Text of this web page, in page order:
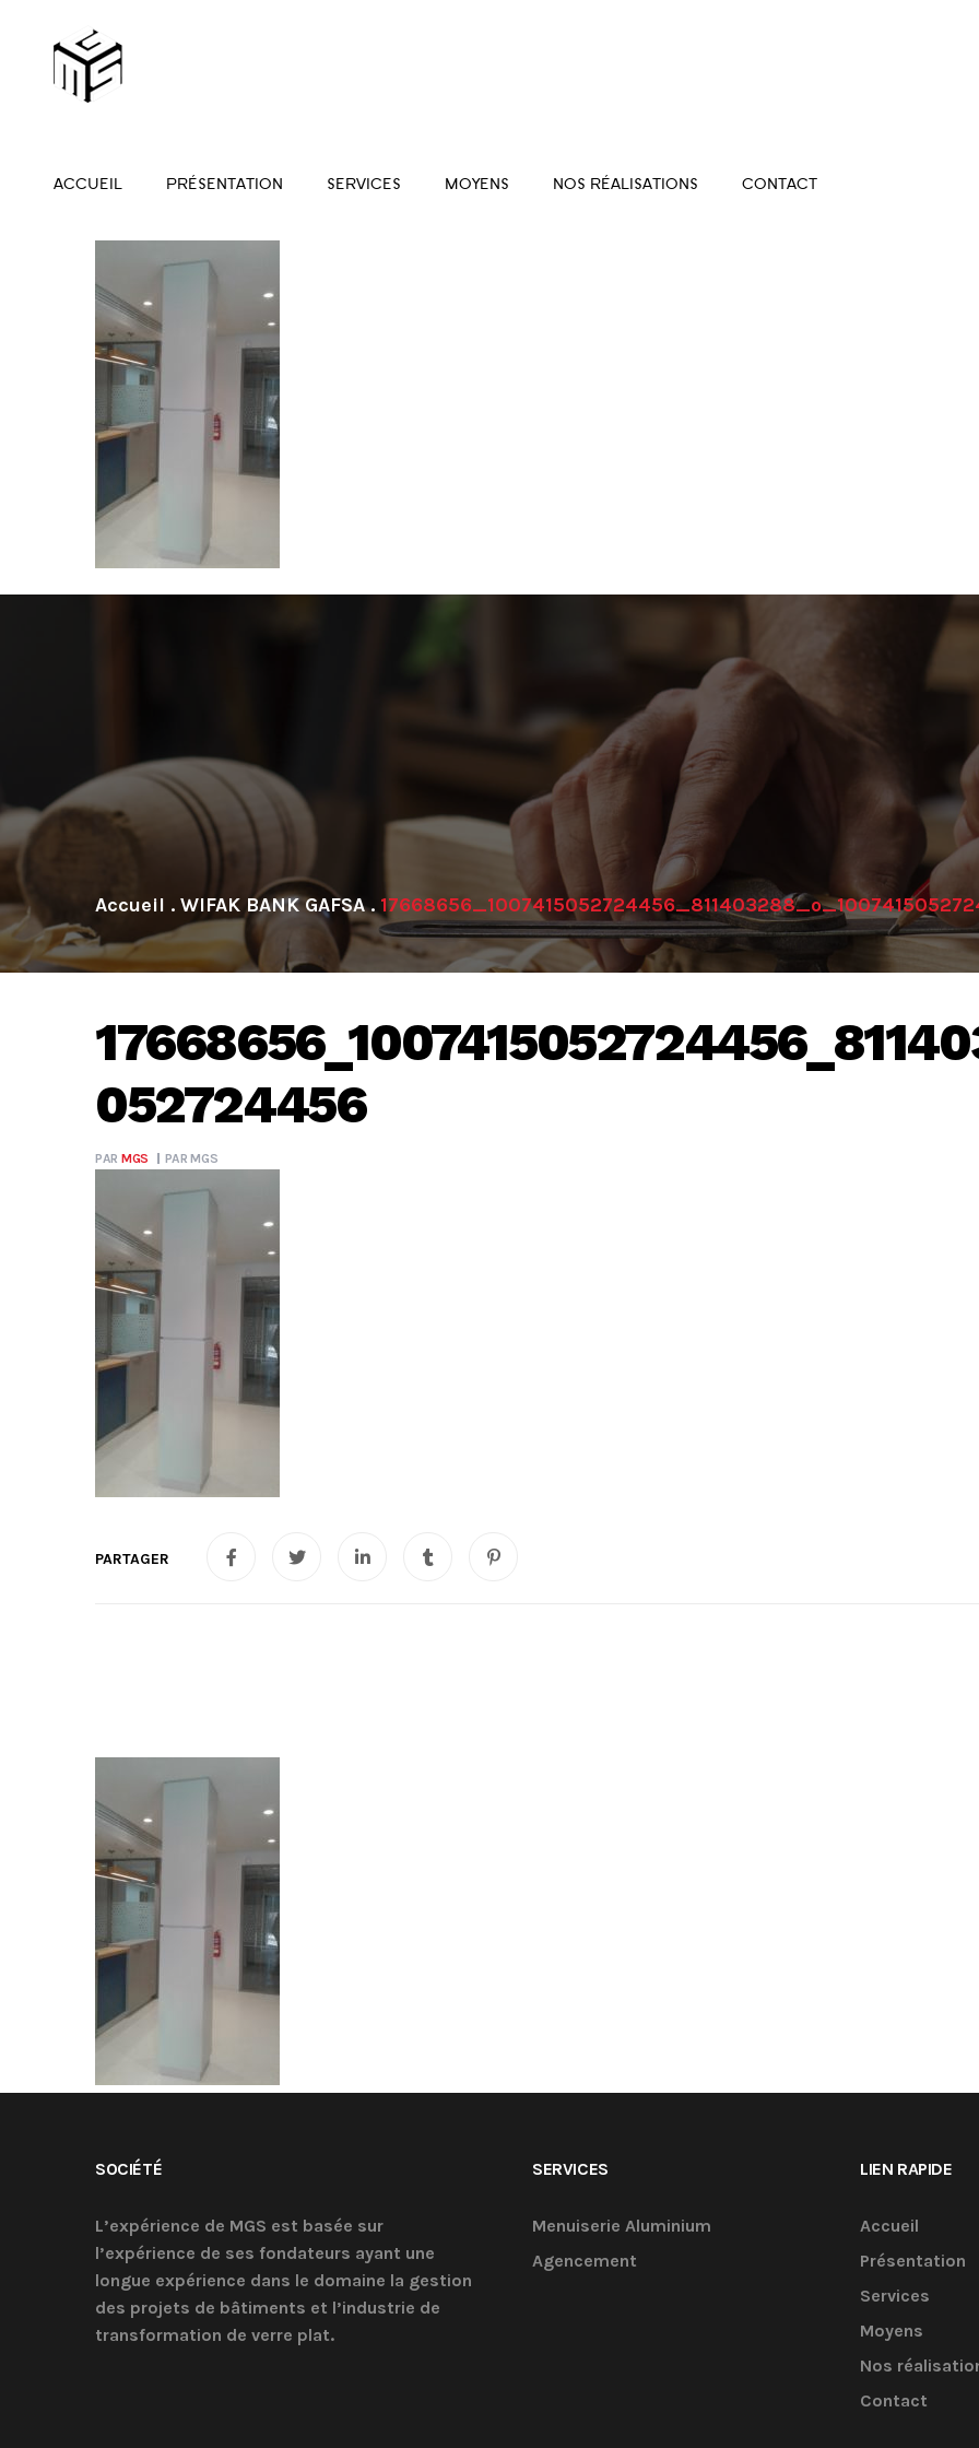
ACCUEIL PRÉSENTATION SERVICES MOYENS NOS RÉALISATIONS CONTACT
. WIFAK BANK GAFSA .
052724456
PAR MGS PARMGS
SOCIÉTÉ
L’expérience de MGS est basée sur
l’expérience de ses fondateurs ayant une
longue expérience dans le domaine la gestion
des projets de bâtiments et l’industrie de
transformation de verre plat.
SERVICES
Menuiserie Aluminium
Agencement
LIEN RAPIDE
Accueil
Présentation
Services
Moyens
Nos
Contact